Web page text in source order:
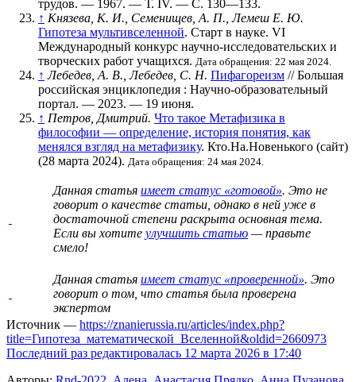
трудов. — 1967. — Т. IV. — С. 130—133.
↑ Князева, К. И., Семенищев, А. П., Лемеш Е. Ю.
Гипотеза мультивселенной. Старт в науке. VI
Международный конкурс научно-исследовательских и
творческих работ учащихся. Дата обращения: 22 мая 2024.
↑ Лебедев, А. В., Лебедев, С. Н. Пифагореизм // Большая
российская энциклопедия : Научно-образовательный
портал. — 2023. — 19 июня.
↑ Петров, Дмитрий. Что такое Метафизика в
философии — определение, история понятия, как
менялся взгляд на метафизику. Кто.На.Новенького (сайт)
(28 марта 2024). Дата обращения: 24 мая 2024.
Данная статья имеет статус «готовой». Это не
говорит о качестве статьи , однако в ней уже в
достаточной степени раскрыта основная тема.
Если вы хотите улучшить статью — правьте
смело!
Данная статья имеет статус «проверенной». Это
говорит о том, что статья была проверена
экспертом
Источник — https://znanierussia.ru/articles/index.php?
title=Гипотеза_математической_Вселенной&oldid=2660973
Последний раз редактировалась 12 марта 2026 в 17:40